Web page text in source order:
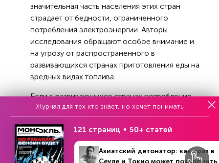
значительная часть населения этих стран
страдает от бедности, ограниченного
потребления электроэнергии. Авторы
исследования обращают особое внимание и
на угрозу от распространенного в
развивающихся странах приготовления еды на
вредных видах топлива.
Если в развивающихся странах потребление
энергии в ближайшие годы будет расти, то в
развитых к середине века оно снизится на 10%
не из-за того, что жители этих стран станут
аскетами, а по причине повышения
эффективности.
Журнал для тех кто знает, но хочет понимать
121 страниц 50+ статей
Азиатский детонатор: как крах в
Сеуле и Токио может похоронить